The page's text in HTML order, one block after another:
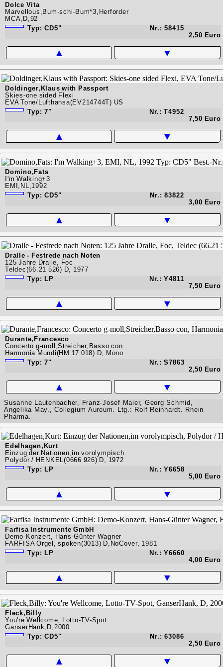
Dolce Vita
Marvellous,Bum-schi-Bum*3,Herforder
MCA,D,92
Typ: CD5"
Nr.: 58415
2,50 Euro
▲ ▼
Doldinger,Klaus with Passport
Skies-one sided Flexi
EVA Tone/Lufthansa(EV214744T) US
Typ: 7"
Nr.: T4952
7,50 Euro
▲ ▼
Domino,Fats
I'm Walking+3
EMI,NL,1992
Typ: CD5"
Nr.: 83822
3,00 Euro
▲ ▼
Dralle - Festrede nach Noten
125 Jahre Dralle, Foc
Teldec(66.21 526) D, 1977
Typ: LP
Nr.: Y4811
7,50 Euro
▲ ▼
Durante,Francesco
Concerto g-moll,Streicher,Basso con
Harmonia Mundi(HM 17 018) D, Mono
Typ: 7"
Nr.: S7863
2,50 Euro
▲ ▼
Susanne Lautenbacher, Franz-Josef Maier, Georg Schmid,
Angelika May., Collegium Aureum. Ltg.: Rolf Reinhardt. Rhein
Pharma.
Edelhagen,Kurt
Einzug der Nationen,im vorolympisch
Polydor / HENKEL(0666 926) D, 1972
Typ: LP
Nr.: Y6658
5,00 Euro
▲ ▼
Farfisa Instrumente GmbH
Demo-Konzert, Hans-Günter Wagner
FARFISA Orgel, spoken(3013) D,NoCover, 1981
Typ: LP
Nr.: Y6660
4,00 Euro
▲ ▼
Fleck,Billy
You're Wellcome, Lotto-TV-Spot
GanserHank,D,2000
Typ: CD5"
Nr.: 63086
2,50 Euro
▲ ▼